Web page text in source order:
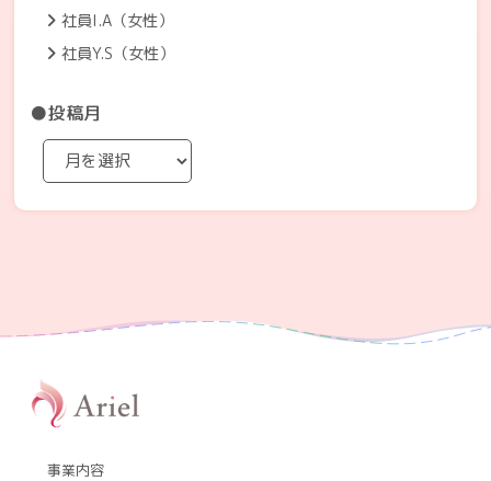
社員I.A（女性）
社員Y.S（女性）
●投稿月
事業内容